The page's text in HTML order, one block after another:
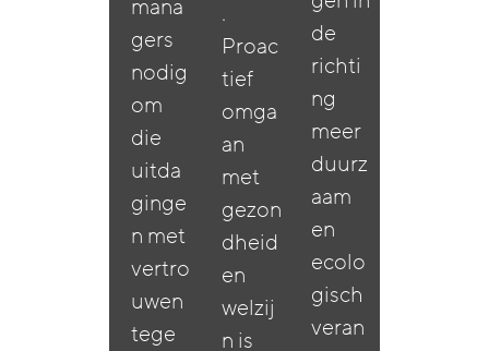
mana
gers
nodig
om
die
uitda
ginge
n met
vertro
uwen
tege
.
Proac
tief
omga
an
met
gezon
dheid
en
welzij
n is
de
richti
ng
meer
duurz
aam
en
ecolo
gisch
veran